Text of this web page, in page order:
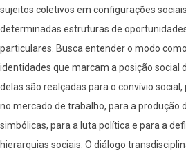
sujeitos coletivos em configurações
determinadas estruturas de
particulares. Busca entender o modo
identidades que marcam a posição social
delas são realçadas para o convívio
no mercado de trabalho, para a produção
simbólicas, para a luta política e para a
hierarquias sociais. O diálogo